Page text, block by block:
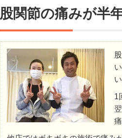
股関節の痛みが半
1